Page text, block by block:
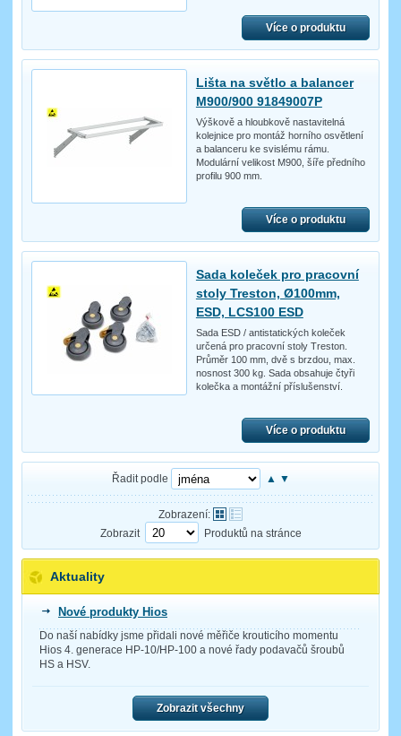
Více o produktu
Lišta na světlo a balancer
M900/900 91849007P
Výškově a hloubkově nastavitelná
kolejnice pro montáž horního osvětlení
a balanceru ke svislému rámu.
Modulární velikost M900, šíře předního
profilu 900 mm.
Více o produktu
Sada koleček pro pracovní
stoly Treston, Ø100mm,
ESD, LCS100 ESD
Sada ESD / antistatických koleček
určená pro pracovní stoly Treston.
Průměr 100 mm, dvě s brzdou, max.
nosnost 300 kg. Sada obsahuje čtyři
kolečka a montážní příslušenství.
Více o produktu
Řadit podle ▲ ▼
Zobrazení:
Zobrazit
Produktů na stránce
Aktuality
Nové produkty Hios
Do naší nabídky jsme přidali nové měřiče krouticího momentu
Hios 4. generace HP-10/HP-100 a nové řady podavačů šroubů
HS a HSV.
Zobrazit všechny